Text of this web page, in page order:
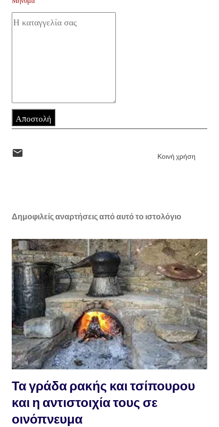
Αποστολή
Κοινή χρήση
Δημοφιλείς αναρτήσεις από αυτό το ιστολόγιο
Τα γράδα ρακής και τσίπουρου
και η αντιστοιχία τους σε
οινόπνευμα